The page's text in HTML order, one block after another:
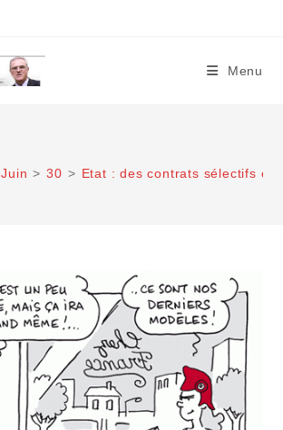
Menu
Juin > 30 > Etat : des contrats sélectifs en